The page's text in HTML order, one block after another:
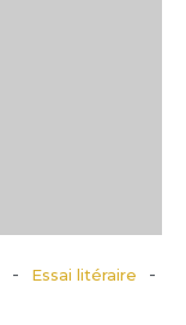
- Essai litéraire -